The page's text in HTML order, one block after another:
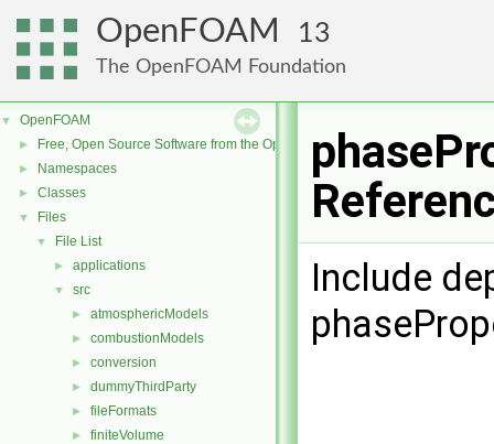
OpenFOAM 13
The OpenFOAM Foundation
▼ OpenFOAM
► Free, Open Source Software from the OpenFOAM Foundation
► Namespaces
► Classes
▼ Files
▼ File List
► applications
▼ src
► atmosphericModels
► combustionModels
► conversion
► dummyThirdParty
► fileFormats
► finiteVolume
Include